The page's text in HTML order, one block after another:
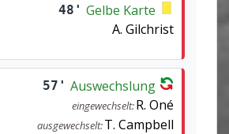
48' Gelbe Karte
A. Gilchrist
57' Auswechslung
eingewechselt:R. Oné
ausgewechselt:T. Campbell